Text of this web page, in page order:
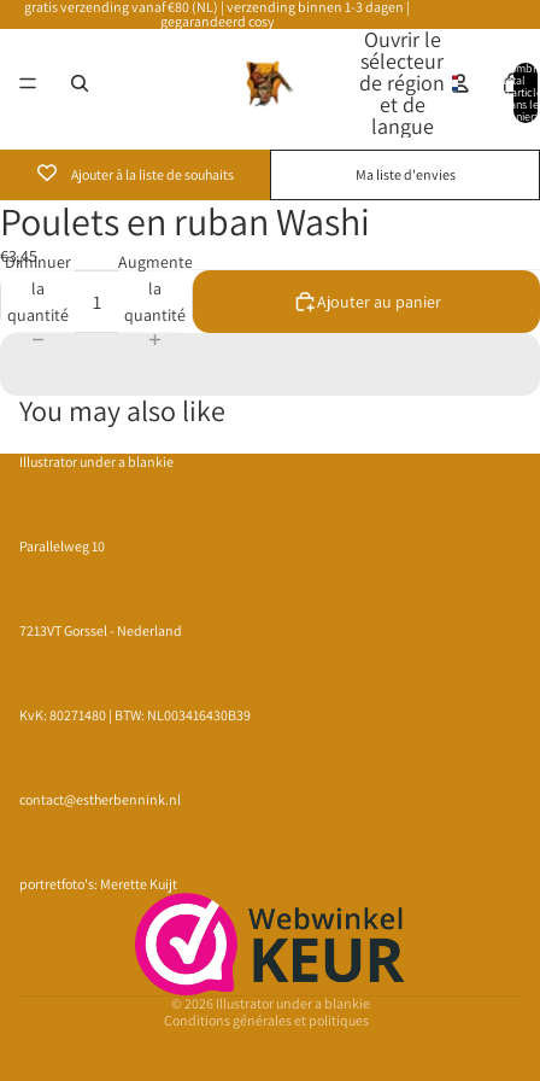
gratis verzending vanaf €80 (NL) | verzending binnen 1-3 dagen |
gegarandeerd cosy
Ouvrir le
sélecteur
de région
et de
langue
total
dans le
panier:
Poulets en ruban Washi
€3,45
Diminuer
la
quantité
Augmenter
la
quantité
Ajouter au panier
Ajouter à la liste de souhaits Ma liste d'envies
You may also like
Illustrator under a blankie
Parallelweg 10
7213VT Gorssel - Nederland
KvK: 80271480 | BTW: NL003416430B39
contact@estherbennink.nl
portretfoto's: Merette Kuijt
© 2026 Illustrator under a blankie
Conditions générales et politiques
Politique de remboursement
Conditions d’utilisation
Politique d’expédition
Coordonnées